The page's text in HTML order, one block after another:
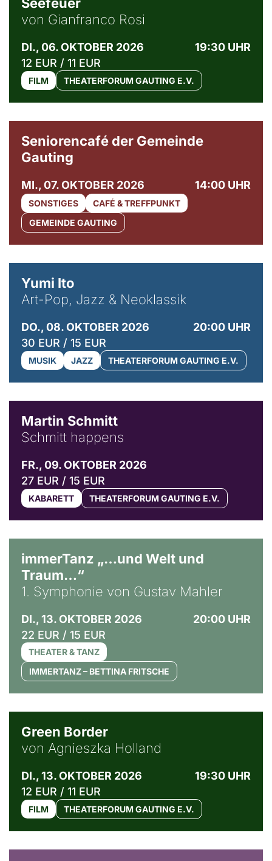
von Gianfranco Rosi
DI., 06. OKTOBER 2026
19:30 UHR
12 EUR / 11 EUR
FILM THEATERFORUM GAUTING E.V.
Seniorencafé der Gemeinde
Gauting
MI., 07. OKTOBER 2026 14:00 UHR
SONSTIGES
CAFÉ & TREFFPUNKT
GEMEINDE GAUTING
Yumi Ito
Art-Pop, Jazz & Neoklassik
DO., 08. OKTOBER 2026
20:00 UHR
30 EUR / 15 EUR
MUSIK JAZZ THEATERFORUM GAUTING E.V.
Martin Schmitt
Schmitt happens
FR., 09. OKTOBER 2026
27 EUR / 15 EUR
KABARETT THEATERFORUM GAUTING E.V.
immerTanz „…und Welt und
Traum…“
1. Symphonie von Gustav Mahler
DI., 13. OKTOBER 2026
20:00 UHR
22 EUR / 15 EUR
THEATER & TANZ
IMMERTANZ – BETTINA FRITSCHE
Green Border
von Agnieszka Holland
DI., 13. OKTOBER 2026
19:30 UHR
12 EUR / 11 EUR
FILM THEATERFORUM GAUTING E.V.